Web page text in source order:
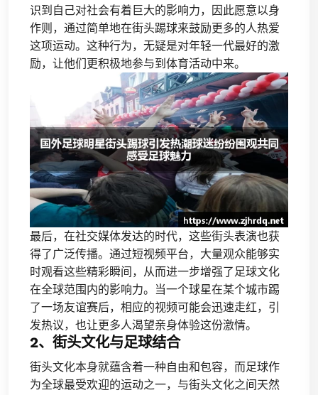
识到自己对社会有着巨大的影响力，因此愿意以身
作则，通过简单地在街头踢球来鼓励更多的人热爱
这项运动。这种行为，无疑是对年轻一代最好的激
励，让他们更积极地参与到体育活动中来。
最后，在社交媒体发达的时代，这些街头表演也获
得了广泛传播。通过短视频平台，大量观众能够实
时观看这些精彩瞬间，从而进一步增强了足球文化
在全球范围内的影响力。当一个球星在某个城市踢
了一场友谊赛后，相应的视频可能会迅速走红，引
发热议，也让更多人渴望亲身体验这份激情。
2、街头文化与足球结合
街头文化本身就蕴含着一种自由和包容，而足球作
为全球最受欢迎的运动之一，与街头文化之间天然